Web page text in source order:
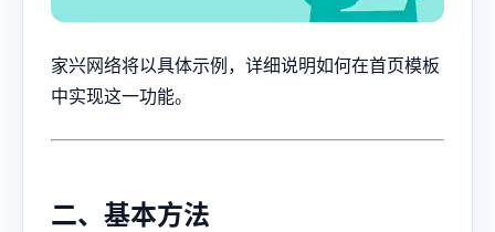
家兴网络将以具体示例，详细说明如何在首页模板
中实现这一功能。
二、基本方法